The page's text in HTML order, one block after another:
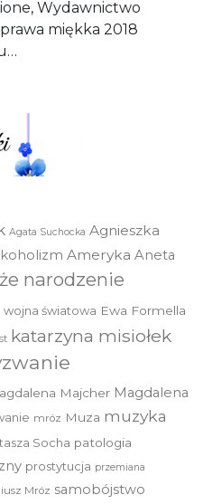
Wydawnictwo
miękka 2018
Agata Suchocka Agnieszka
Ameryka Aneta
narodzenie
wojna światowa Ewa Formella
katarzyna misiołek
Majcher Magdalena
mróz Muza muzyka
Socha patologia
prostytucja przemiana
Mróz samobójstwo